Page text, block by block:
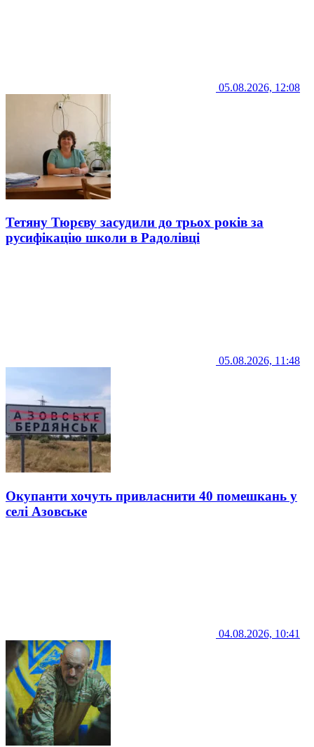
05.08.2026, 12:08
Тетяну Тюрєву засудили до трьох років за
русифікацію школи в Радолівці
05.08.2026, 11:48
Окупанти хочуть привласнити 40 помешкань у
селі Азовське
04.08.2026, 10:41